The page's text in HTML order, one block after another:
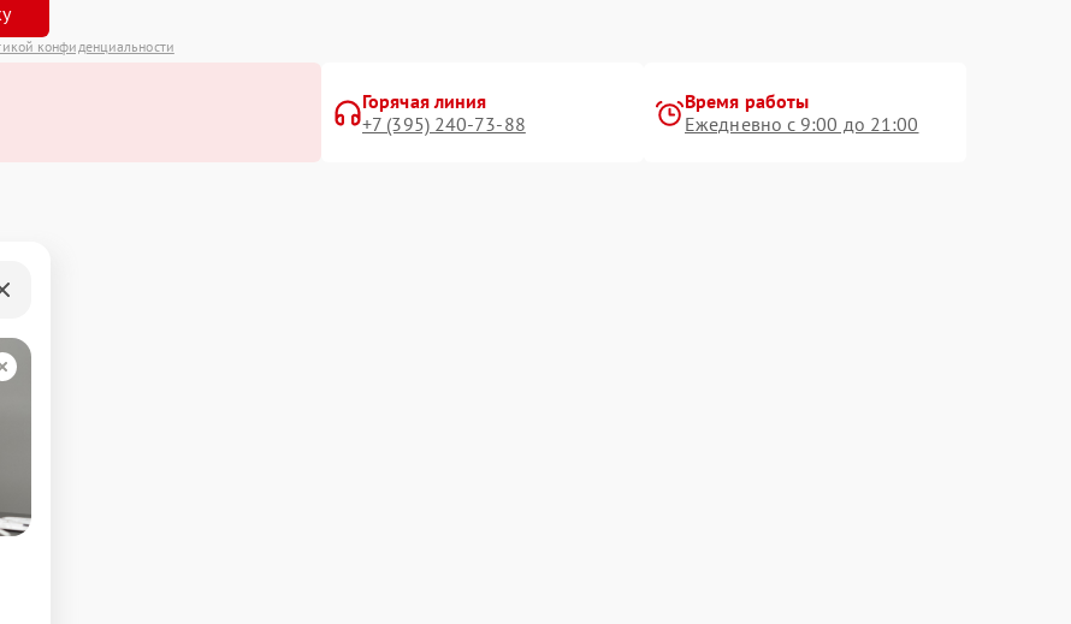
конфиденциальности
Горячая линия
+7 (395) 240-73-88
Время работы
Ежедневно с 9:00 до 21:00